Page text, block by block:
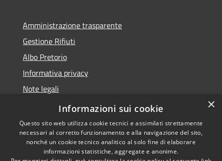
Amministrazione trasparente
Gestione Rifiuti
Albo Pretorio
Informativa privacy
Note legali
Dichiarazione di accessibilità
Copyright © 2026 • Comune di
×
Informazioni sui cookie
Questo sito web utilizza cookie tecnici e assimilati strettamente
necessari al corretto funzionamento e alla navigazione del sito,
nonché un cookie tecnico analitico al solo fine di elaborare
informazioni statistiche, aggregate e anonime.